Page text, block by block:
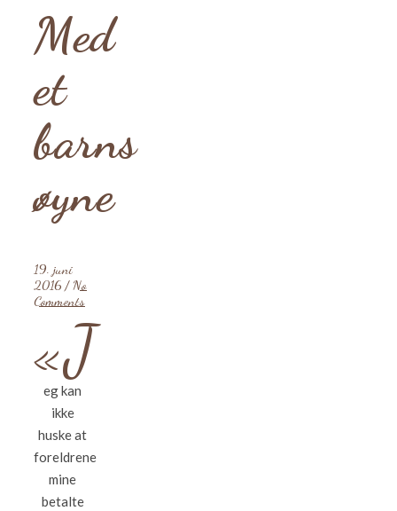
Med
et
barns
øyne
19. juni
2016 / No
Comments
«J
eg kan
ikke
huske at
foreldrene
mine
betalte